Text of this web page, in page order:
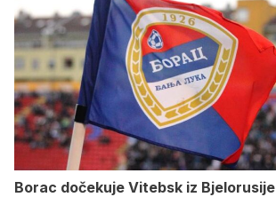
Borac dočekuje Vitebsk iz Bjelorusije